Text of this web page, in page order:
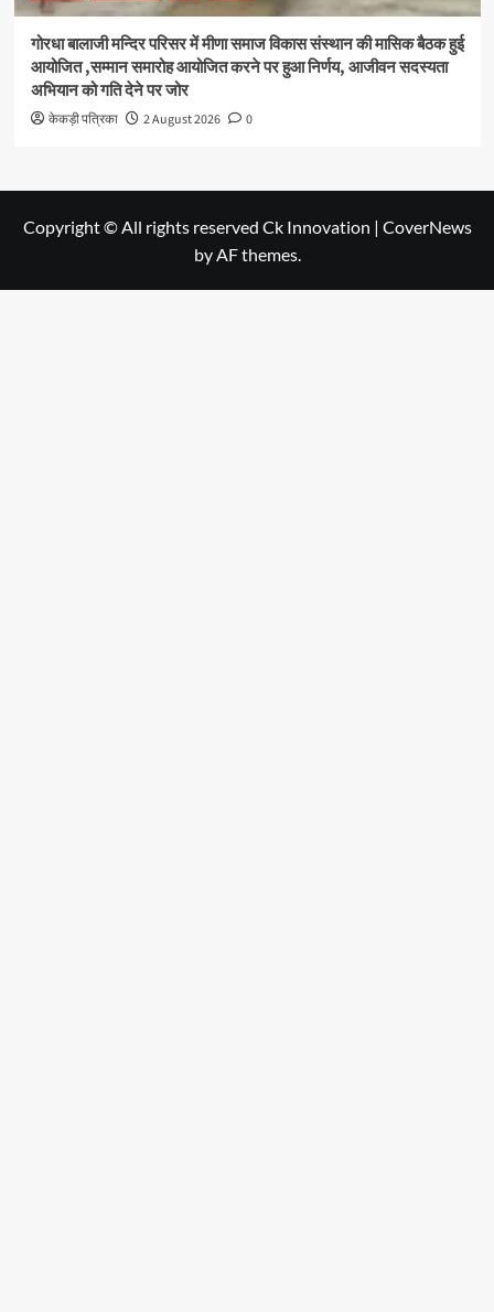
गोरधा बालाजी मन्दिर परिसर में मीणा समाज विकास संस्थान की मासिक बैठक हुई
आयोजित ,सम्मान समारोह आयोजित करने पर हुआ निर्णय, आजीवन सदस्यता
अभियान को गति देने पर जोर
केकड़ी पत्रिका 2 August 2026 0
Copyright © All rights reserved Ck Innovation | CoverNews
by AF themes.